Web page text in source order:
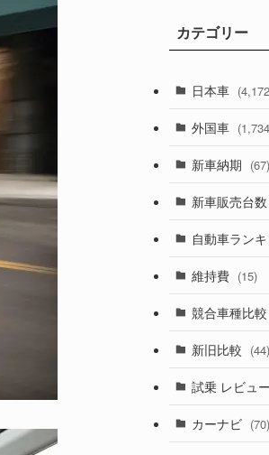
ブカテゴリー
日本車
(1,321)
(329)
(525)
(357)
(328)
(194)
(230)
(253)
外国車
(242)
(85)
(84)
(14)
(50)
(58)
新車納期 (67)
(1)
新車販売台数
自動車ラン
維持費 (15)
競合車種比較
新旧比較 (44)
試乗 レビュ
カーナビ (70)